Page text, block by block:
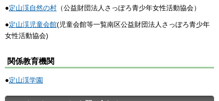
●定山渓自然の村 （公益財団法人さっぽろ青少年女性活動協会）
●定山渓児童会館(児童会館等一覧南区公益財団法人さっぽろ青少年
女性活動協会)
関係教育機関
●定山渓学園